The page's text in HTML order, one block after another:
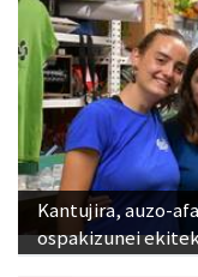
Kantujira, auzo-
ospakizunei